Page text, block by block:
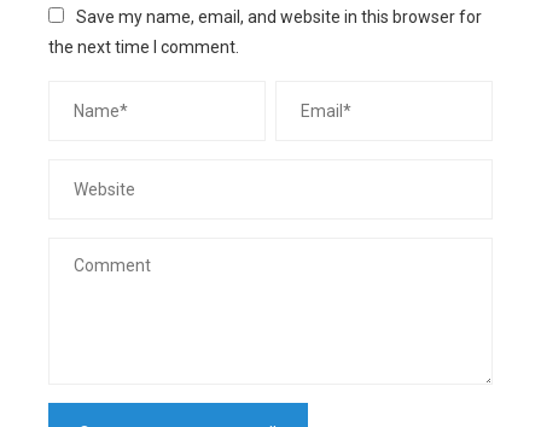
Save my name, email, and website in this browser for
the next time I comment.